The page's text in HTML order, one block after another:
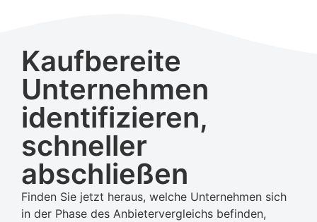
Kaufbereite
Unternehmen
identifizieren,
schneller
abschließen
Finden Sie jetzt heraus, welche Unternehmen sich
in der Phase des Anbietervergleichs befinden,